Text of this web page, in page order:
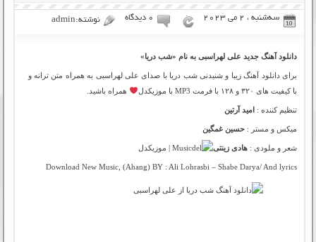
سه‌شنبه ، 2 می 2023 ۰ دیدگاه نوشته:admin
دانلود آهنگ جدید علی لهراسبی به نام «شب دریا»
برای دانلود آهنگ زیبا و شنیدنی شب دریا با صدای علی لهراسبی به همراه متن ترانه و
با کیفیت های ۳۲۰ و ۱۲۸ با فرمت MP3 با موزیکدل
همراه باشید.
تنظیم کننده : امید آرتین
میکس و مستر :حسین غمگین
شعر و ملودی : هادی زینتی
Download New Music, (Ahang) BY : Ali Lohrasbi – Shabe Darya/ And lyrics